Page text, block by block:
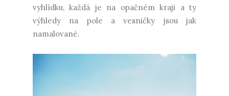
vyhlídku, každá je na opačném kraji a ty
výhledy na pole a vesničky jsou jak
namalované.